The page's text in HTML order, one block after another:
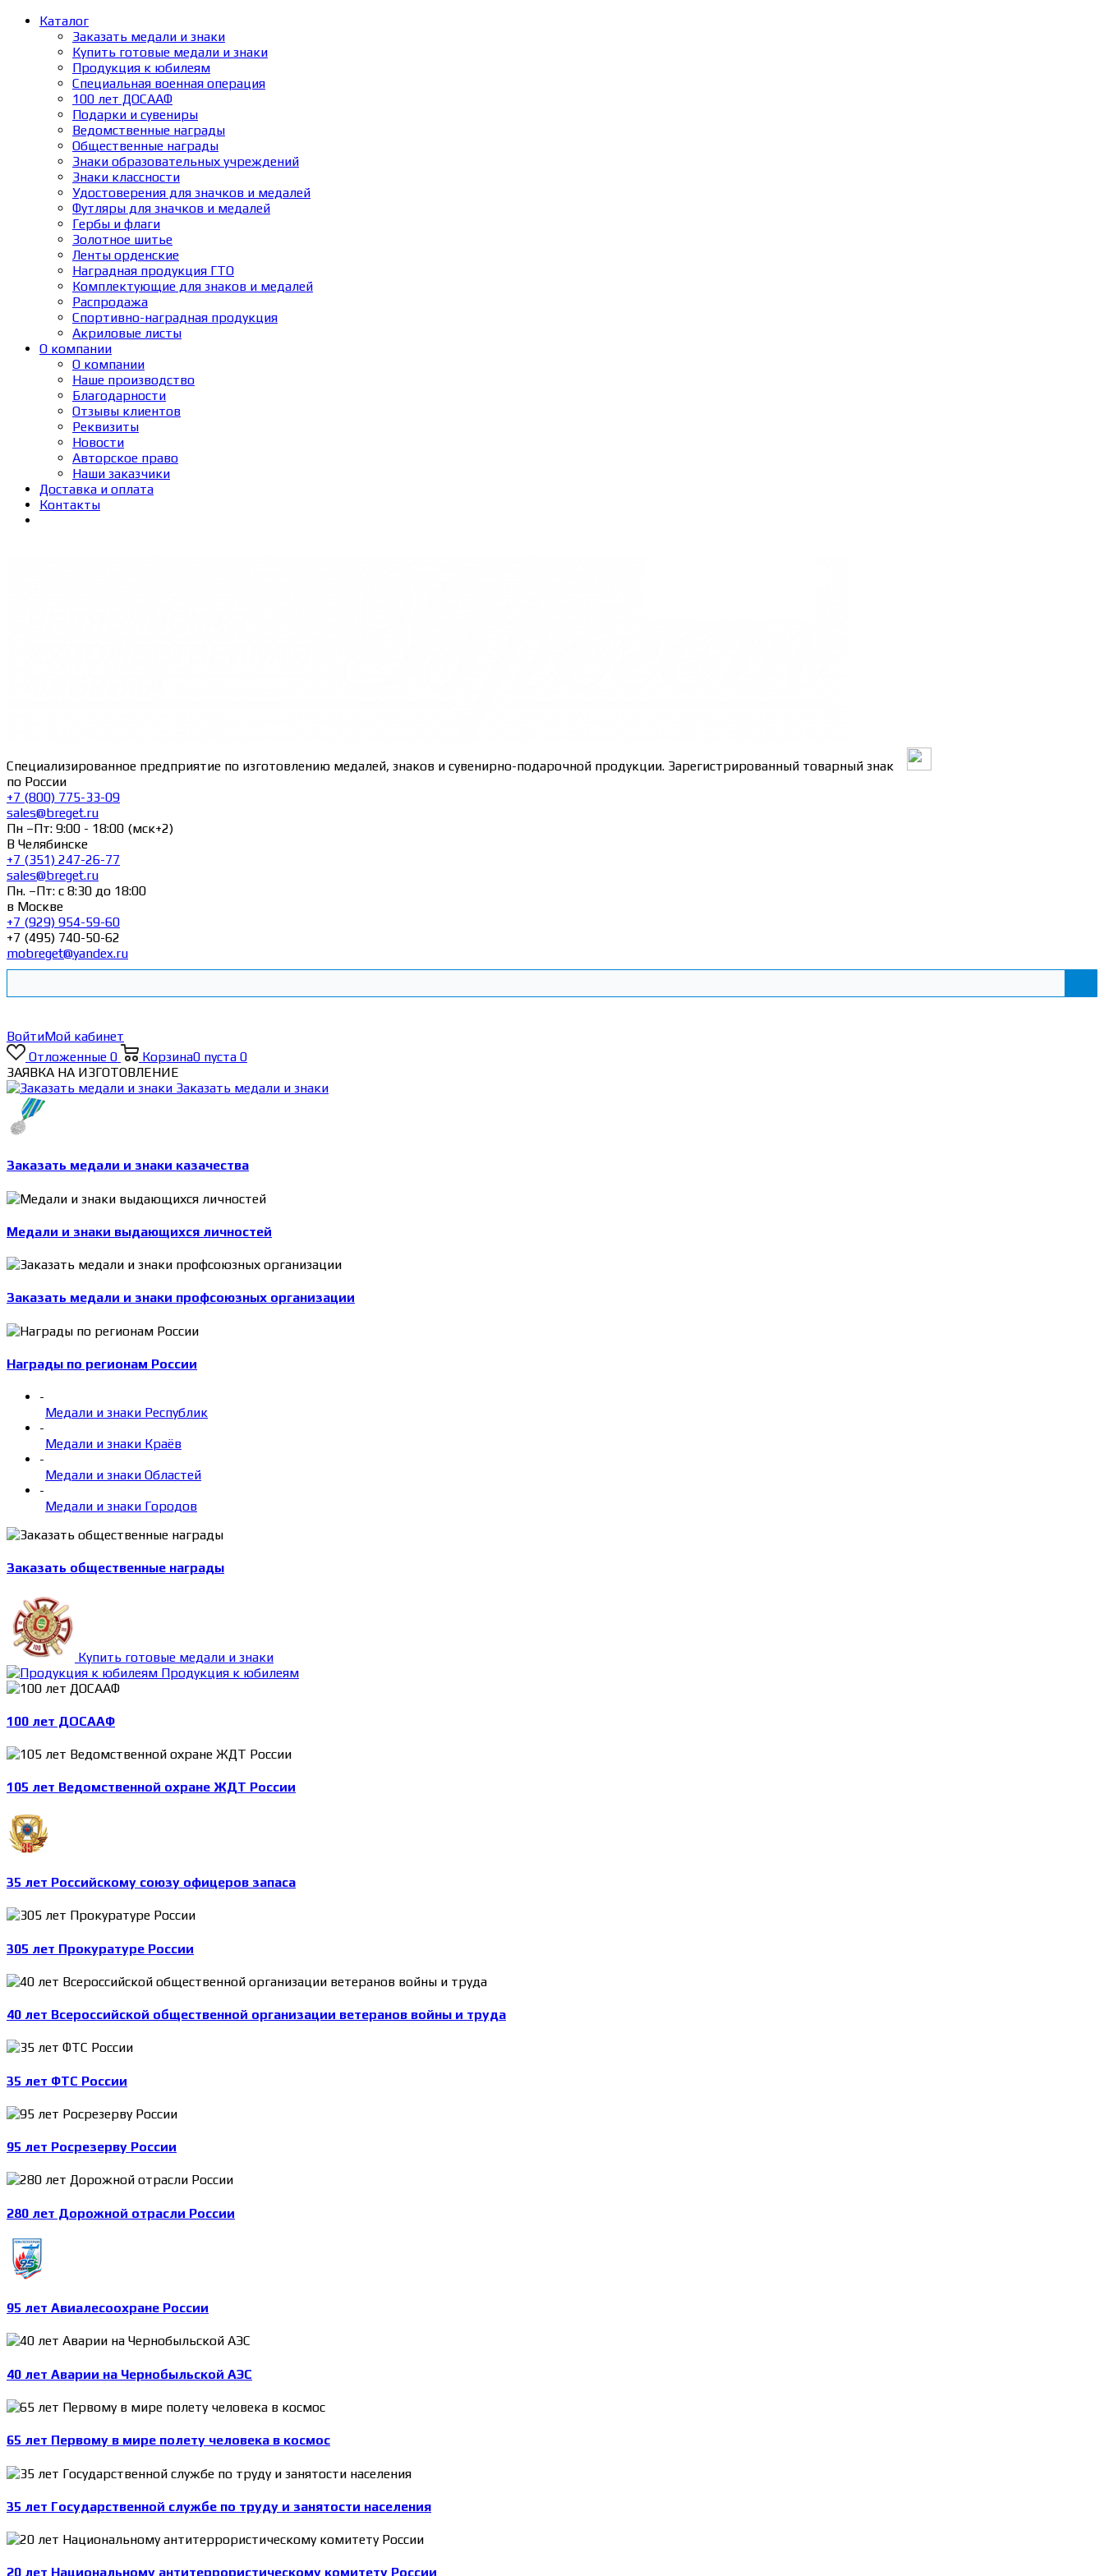
Каталог
Заказать медали и знаки
Купить готовые медали и знаки
Продукция к юбилеям
Специальная военная операция
100 лет ДОСААФ
Подарки и сувениры
Ведомственные награды
Общественные награды
Знаки образовательных учреждений
Знаки классности
Удостоверения для значков и медалей
Футляры для значков и медалей
Гербы и флаги
Золотное шитье
Ленты орденские
Наградная продукция ГТО
Комплектующие для знаков и медалей
Распродажа
Спортивно-наградная продукция
Акриловые листы
О компании
О компании
Наше производство
Благодарности
Отзывы клиентов
Реквизиты
Новости
Авторское право
Наши заказчики
Доставка и оплата
Контакты
Специализированное предприятие по изготовлению медалей, знаков и сувенирно-подарочной продукции. Зарегистрированный товарный знак
по России
+7 (800) 775-33-09
sales@breget.ru
Пн –Пт: 9:00 - 18:00 (мск+2)
В Челябинске
+7 (351) 247-26-77
sales@breget.ru
Пн. –Пт: с 8:30 до 18:00
в Москве
+7 (929) 954-59-60
+7 (495) 740-50-62
mobreget@yandex.ru
ВойтиМой кабинет
Отложенные 0 Корзина0 пуста 0
ЗАЯВКА НА ИЗГОТОВЛЕНИЕ
Заказать медали и знаки
Заказать медали и знаки казачества
Медали и знаки выдающихся личностей
Заказать медали и знаки профсоюзных организации
Награды по регионам России
-
Медали и знаки Республик
-
Медали и знаки Краёв
-
Медали и знаки Областей
-
Медали и знаки Городов
Заказать общественные награды
Купить готовые медали и знаки
Продукция к юбилеям
100 лет ДОСААФ
105 лет Ведомственной охране ЖДТ России
35 лет Российскому союзу офицеров запаса
305 лет Прокуратуре России
40 лет Всероссийской общественной организации ветеранов войны и труда
35 лет ФТС России
95 лет Росрезерву России
280 лет Дорожной отрасли России
95 лет Авиалесоохране России
40 лет Аварии на Чернобыльской АЭС
65 лет Первому в мире полету человека в космос
35 лет Государственной службе по труду и занятости населения
20 лет Национальному антитеррористическому комитету России